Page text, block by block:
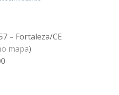
– Fortaleza/CE
mapa)